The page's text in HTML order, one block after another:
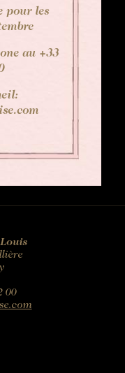
pour les
au +33
00